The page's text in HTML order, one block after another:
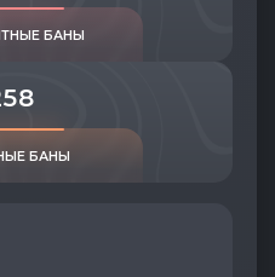
БАНЫ
БАНЫ